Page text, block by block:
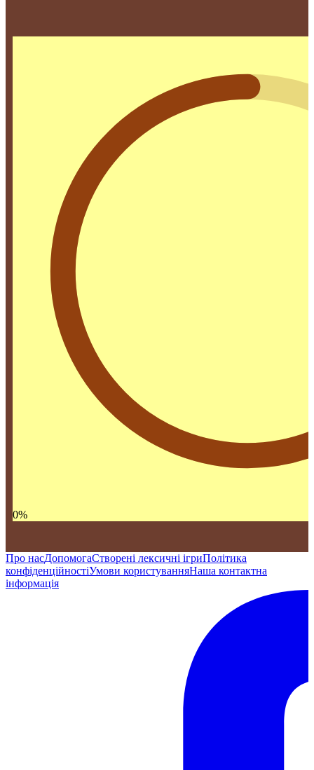
0%
Про насДопомогаСтворені лексичні ігриПолітика
конфіденційностіУмови користуванняНаша контактна
інформація